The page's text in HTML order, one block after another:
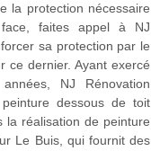
la protection nécessaire
faites appel à NJ
sa protection par le
ce dernier. Ayant exercé
NJ Rénovation
dessous de toit
la réalisation de peinture
Le Buis, qui fournit des